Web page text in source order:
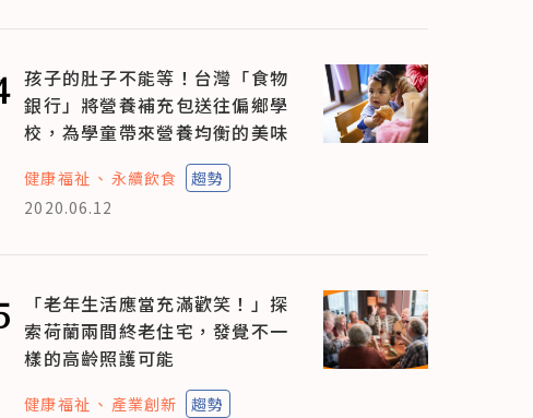
孩子的肚子不能等！台灣「食物
銀行」將營養補充包送往偏鄉學
校，為學童帶來營養均衡的美味
健康福祉 永續飲食
趨勢
2020.06.12
「老年生活應當充滿歡笑！」探
索荷蘭兩間終老住宅，發覺不一
樣的高齡照護可能
健康福祉 產業創新
趨勢